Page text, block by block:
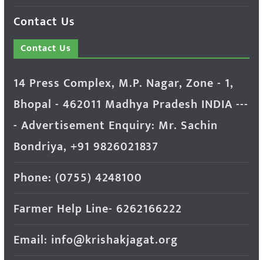
Contact Us
Contact Us
14 Press Complex, M.P. Nagar, Zone - 1,
Bhopal - 462011 Madhya Pradesh INDIA ---
- Advertisement Enquiry: Mr. Sachin
Bondriya, +91 9826021837
Phone: (0755) 4248100
Farmer Help Line- 6262166222
Email: info@krishakjagat.org